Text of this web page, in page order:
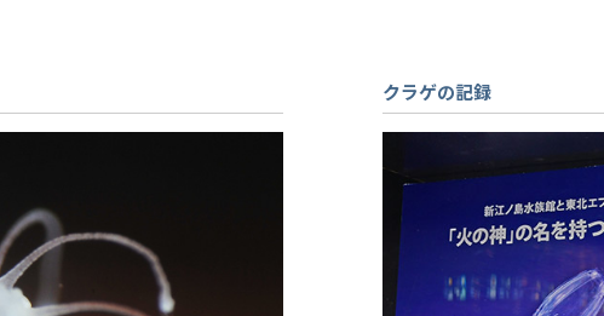
クラゲの記録